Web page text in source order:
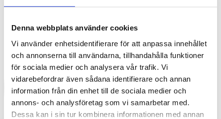
Denna webbplats använder cookies
Vi använder enhetsidentifierare för att anpassa innehållet
och annonserna till användarna, tillhandahålla funktioner
för sociala medier och analysera vår trafik. Vi
vidarebefordrar även sådana identifierare och annan
information från din enhet till de sociala medier och
annons- och analysföretag som vi samarbetar med.
Dessa kan i sin tur kombinera informationen med annan